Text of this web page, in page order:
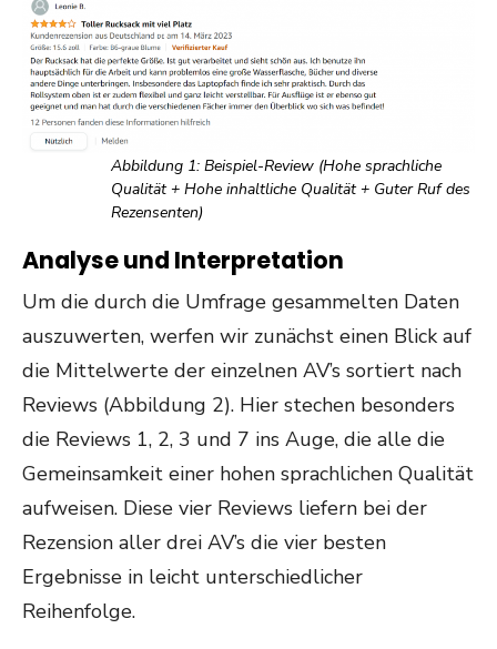
Abbildung 1: Beispiel-Review (Hohe sprachliche
Qualität + Hohe inhaltliche Qualität + Guter Ruf des
Rezensenten)
Analyse und Interpretation
Um die durch die Umfrage gesammelten Daten
auszuwerten, werfen wir zunächst einen Blick auf
die Mittelwerte der einzelnen AV’s sortiert nach
Reviews (Abbildung 2). Hier stechen besonders
die Reviews 1, 2, 3 und 7 ins Auge, die alle die
Gemeinsamkeit einer hohen sprachlichen Qualität
aufweisen. Diese vier Reviews liefern bei der
Rezension aller drei AV’s die vier besten
Ergebnisse in leicht unterschiedlicher
Reihenfolge.